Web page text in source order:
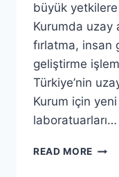
büyük
Kurumda uzay
fırlatma, insan
geliştirme
Türkiye’nin
Kurum için
laboratuarları…
READ MORE